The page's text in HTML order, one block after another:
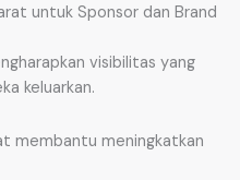
untuk Sponsor dan Brand
visibilitas yang
keluarkan.
membantu meningkatkan